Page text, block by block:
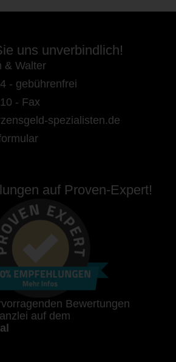
uns unverbindlich!
& Walter
- gebührenfrei
- Fax
spezialisten.de
auf Proven-Expert!
Bewertungen
auf dem